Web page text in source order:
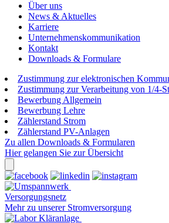
Über uns
News & Aktuelles
Karriere
Unternehmenskommunikation
Kontakt
Downloads & Formulare
Zustimmung zur elektronischen
Zustimmung zur Verarbeitung von 1/4-
Bewerbung Allgemein
Bewerbung Lehre
Zählerstand Strom
Zählerstand PV-Anlagen
Zu allen Downloads & Formularen
Hier gelangen Sie zur Übersicht
Versorgungsnetz
Mehr zu unserer Stromversorgung